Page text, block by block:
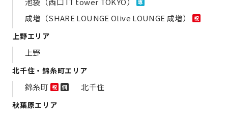
専
成増（SHARE LOUNGE Olive LOUNGE 成増） 祝
上野エリア
上野
北千住・錦糸町エリア
錦糸町 祝 個 北千住
秋葉原エリア